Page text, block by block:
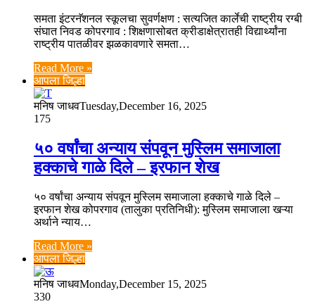
समता इंटरनॅशनल स्कूलचा सुवर्णक्षण : सत्यजित कार्लेची राष्ट्रीय रग्बी
संघात निवड कोपरगाव : शिक्षणासोबत क्रीडाक्षेत्रातही विद्यार्थ्यांना
राष्ट्रीय पातळीवर झळकावणारे समता…
Read More »
आपला जिल्हा
मनिष जाधवTuesday,December 16, 2025
175
५० वर्षांचा अन्याय संपवून मुस्लिम समाजाला
हक्काचे गाळे दिले – इरफान शेख
५० वर्षांचा अन्याय संपवून मुस्लिम समाजाला हक्काचे गाळे दिले –
इरफान शेख कोपरगाव (तालुका प्रतिनिधी): मुस्लिम समाजाला खऱ्या
अर्थाने न्याय…
Read More »
आपला जिल्हा
मनिष जाधवMonday,December 15, 2025
330